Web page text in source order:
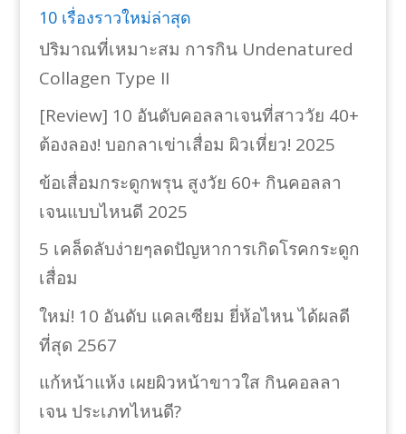
10 เรื่องราวใหม่ล่าสุด
ปริมาณที่เหมาะสม การกิน Undenatured
Collagen Type II
[Review] 10 อันดับคอลลาเจนที่สาววัย 40+
ต้องลอง! บอกลาเข่าเสื่อม ผิวเหี่ยว! 2025
ข้อเสื่อมกระดูกพรุน สูงวัย 60+ กินคอลลา
เจนแบบไหนดี 2025
5 เคล็ดลับง่ายๆลดปัญหาการเกิดโรคกระดูก
เสื่อม
ใหม่! 10 อันดับ แคลเซียม ยี่ห้อไหน ได้ผลดี
ที่สุด 2567
แก้หน้าแห้ง เผยผิวหน้าขาวใส กินคอลลา
เจน ประเภทไหนดี?